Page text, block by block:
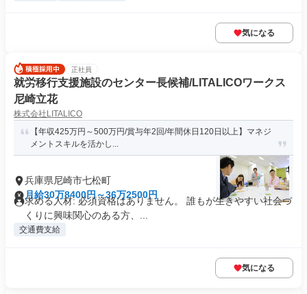
気になる
正社員
就労移行支援施設のセンター長候補/LITALICOワークス
尼崎立花
株式会社LITALICO
【年収425万円～500万円/賞与年2回/年間休日120日以上】マネジ
メントスキルを活かし...
兵庫県尼崎市七松町
月給30万8400円～36万2500円
求める人材: 必須資格はありません。 誰もが生きやすい社会づ
くりに興味関心のある方、...
交通費支給
気になる